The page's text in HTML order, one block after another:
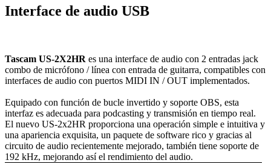
Interface de audio USB
Tascam US-2X2HR es una interface de audio con 2 entradas jack
combo de micrófono / línea con entrada de guitarra, compatibles con
interfaces de audio con puertos MIDI IN / OUT implementados.
Equipado con función de bucle invertido y soporte OBS, esta
interfaz es adecuada para podcasting y transmisión en tiempo real.
El nuevo US-2x2HR proporciona una operación simple e intuitiva y
una apariencia exquisita, un paquete de software rico y gracias al
circuito de audio recientemente mejorado, también tiene soporte de
192 kHz, mejorando así el rendimiento del audio.